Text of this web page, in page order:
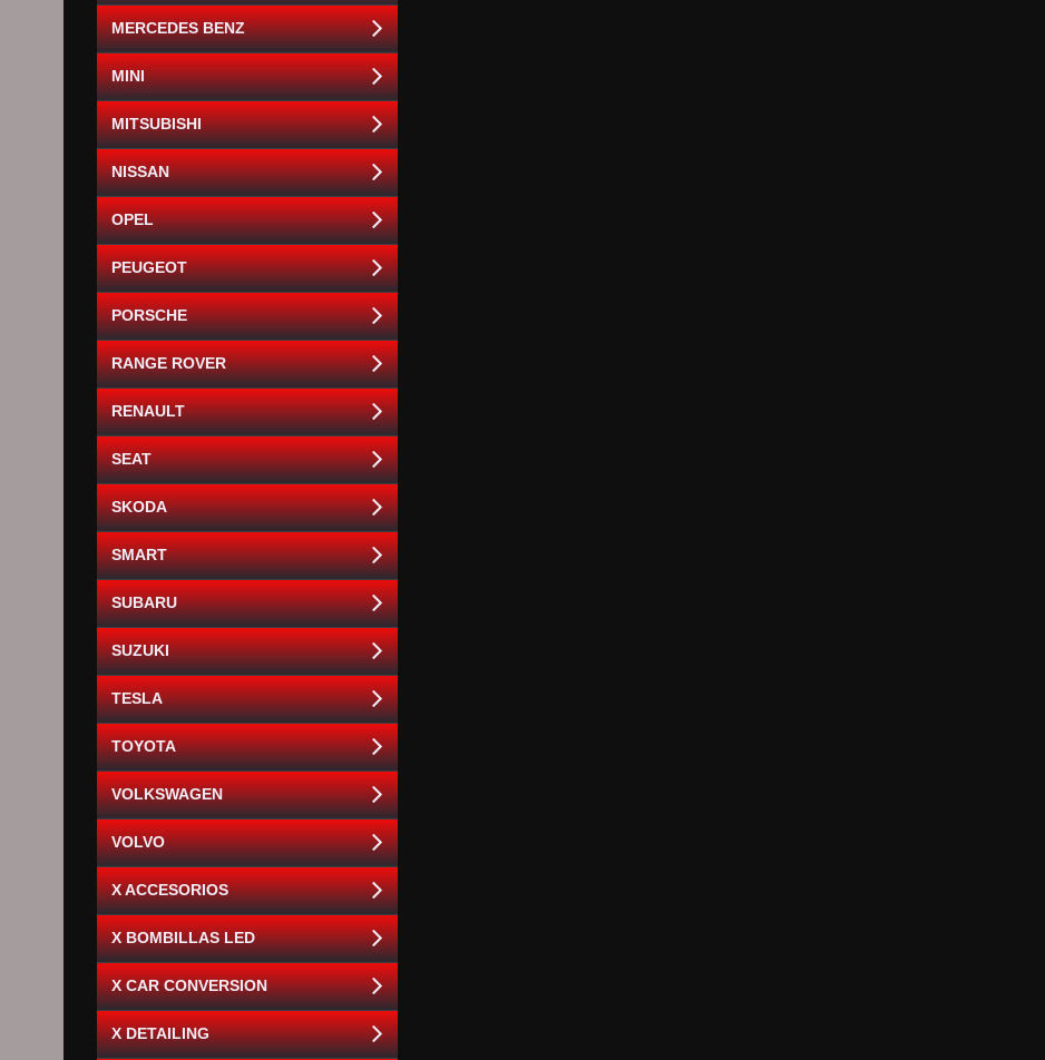
MERCEDES BENZ
MINI
MITSUBISHI
NISSAN
OPEL
PEUGEOT
PORSCHE
RANGE ROVER
RENAULT
SEAT
SKODA
SMART
SUBARU
SUZUKI
TESLA
TOYOTA
VOLKSWAGEN
VOLVO
X ACCESORIOS
X BOMBILLAS LED
X CAR CONVERSION
X DETAILING